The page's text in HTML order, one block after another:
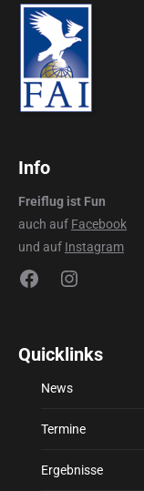
Info
Freiflug ist Fun
auch auf Facebook
und auf Instagram
FacebookInstagram
Quicklinks
News
Termine
Ergebnisse